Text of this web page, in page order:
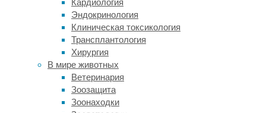
Кардиология
Эндокринология
Клиническая токсикология
Трансплантология
Хирургия
В мире животных
Ветеринария
Зоозащита
Зоонаходки
Как
для
многих
нарушений,
которые
возникают
ходе